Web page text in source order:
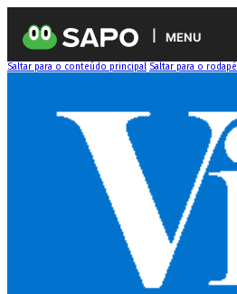
MENU
Saltar para o conteúdo principal Saltar para o rodapé